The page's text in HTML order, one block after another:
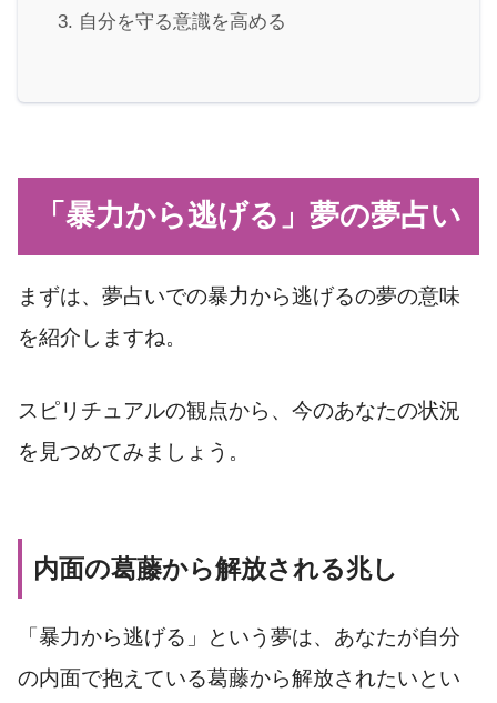
自分を守る意識を高める
「暴力から逃げる」夢の夢占い
まずは、夢占いでの暴力から逃げるの夢の意味
を紹介しますね。
スピリチュアルの観点から、今のあなたの状況
を見つめてみましょう。
内面の葛藤から解放される兆し
「暴力から逃げる」という夢は、あなたが自分
の内面で抱えている葛藤から解放されたいとい